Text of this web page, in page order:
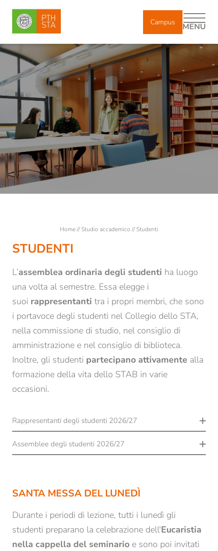
Campus MENU
EN
Chi siamo
Studio accademico
Indirizzi di studio
Studenti
Studenti ospiti
Formazione
Ricerca
Home//Studio accademico //Studenti
STUDENTI
L’assemblea ordinaria degli studenti ha luogo
una volta al semestre. Essa elegge i
suoi rappresentanti tra i propri membri, che sono
i portavoce degli studenti nel Collegio dello STA,
nella commissione di studio, nel consiglio di
amministrazione e nel consiglio di biblioteca.
Inoltre, gli studenti partecipano attivamente alla
formazione della vita dello STAB in varie
occasioni.
Rappresentanti degli studenti 2026/27
Collegio dello STA: Nadine Henn, Kathrin
Mayr, Rohith Oddipalli
Commissione di studio: Manuela Fischnaller
Consiglio di amministrazione: Ivan Wegleiter
Contatto:
nome.cognome@pthsta.it
Assemblee degli studenti 2026/27
SANTA MESSA DEL LUNEDÌ
Durante i periodi di lezione, tutti i lunedì gli
studenti preparano la celebrazione dell'Eucaristia
nella cappella del seminario e sono poi invitati